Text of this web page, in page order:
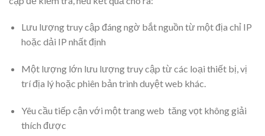
Lưu lượng truy cập đáng ngờ bắt nguồn từ một địa chỉ IP
hoặc dải IP nhất định
Một lượng lớn lưu lượng truy cập từ các loại thiết bị, vị
trí địa lý hoặc phiên bản trình duyệt web khác.
Yêu cầu tiếp cận với một trang web tăng vọt không giải
thích được